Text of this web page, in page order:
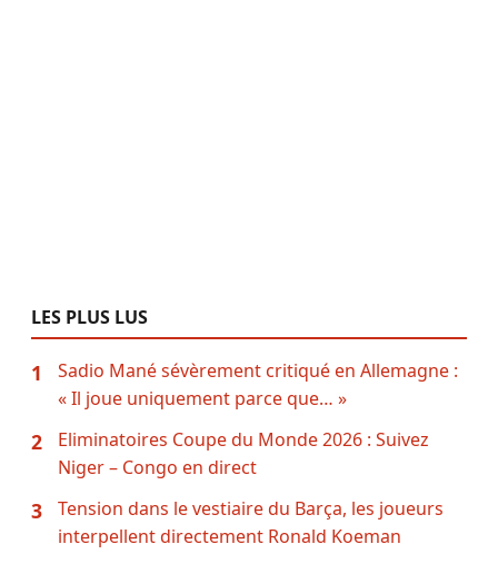
LES PLUS LUS
1
Sadio Mané sévèrement critiqué en Allemagne :
« Il joue uniquement parce que… »
2
Eliminatoires Coupe du Monde 2026 : Suivez
Niger – Congo en direct
3
Tension dans le vestiaire du Barça, les joueurs
interpellent directement Ronald Koeman